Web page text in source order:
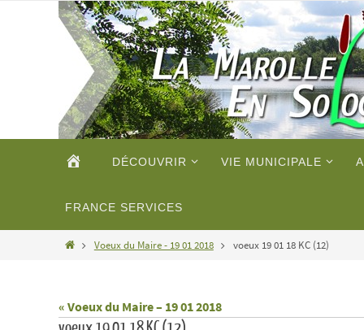
ACCUEILDÉCOUVRIR VIE MUNICIPALE
FRANCE SERVICES
HomeVoeux du Maire - 19 01 2018 voeux 19 01 18 KC (12)
« Voeux du Maire – 19 01 2018